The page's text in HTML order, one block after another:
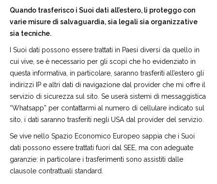
Quando trasferisco i Suoi dati all’estero, li proteggo con
varie misure di salvaguardia, sia legali sia organizzative
sia tecniche.
I Suoi dati possono essere trattati in Paesi diversi da quello in
cui vive, se è necessario per gli scopi che ho evidenziato in
questa informativa, in particolare, saranno trasferiti all’estero gli
indirizzi IP e altri dati di navigazione dal provider che mi offre il
servizio di sicurezza sul sito. Se userà sistemi di messaggistica
“Whatsapp” per contattarmi al numero di cellulare indicato sul
sito, i dati saranno trasferiti negli USA dal provider del servizio.
Se vive nello Spazio Economico Europeo sappia che i Suoi
dati possono essere trattati fuori dal SEE, ma con adeguate
garanzie: in particolare i trasferimenti sono assistiti dalle
clausole contrattuali standard.